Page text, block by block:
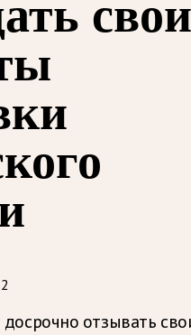
свои
отзывать